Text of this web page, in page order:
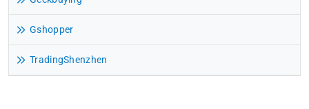
Gshopper
TradingShenzhen